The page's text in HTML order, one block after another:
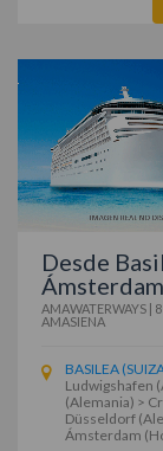
Desde
AMAWATERWAYS |
AMASIENA
BASILEA
Ludwigshafen
(Alemania) >
Düsseldorf
Ámsterdam